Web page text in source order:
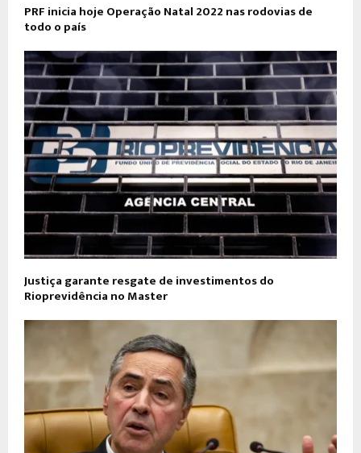
PRF inicia hoje Operação Natal 2022 nas rodovias de
todo o país
Justiça garante resgate de investimentos do
Rioprevidência no Master